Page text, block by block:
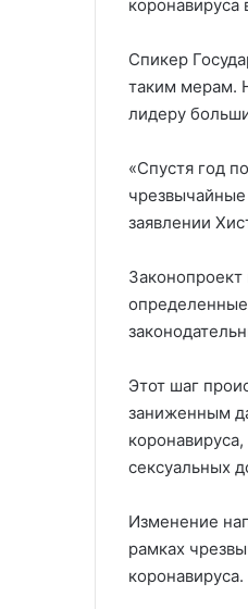
коронавируса
Спикер
таким мерам.
лидеру
«Спустя год
заявлении
Этот шаг
заниженным
сексуальных
Изменение
рамках
коронавируса.